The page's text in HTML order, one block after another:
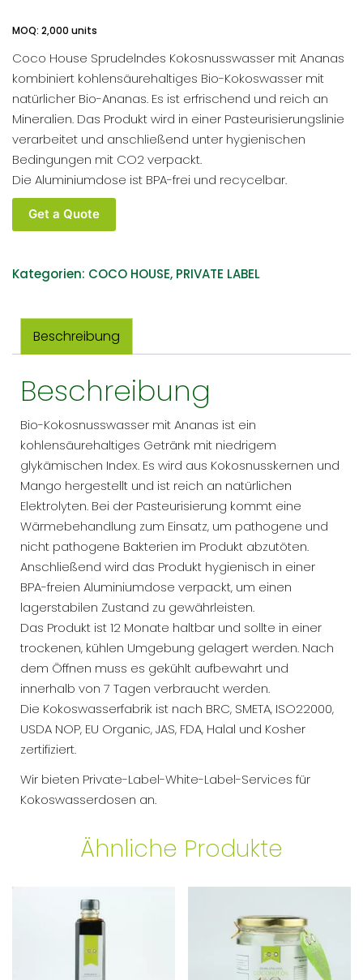
MOQ: 2,000 units
Coco House Sprudelndes Kokosnusswasser mit Ananas
kombiniert kohlensäurehaltiges Bio-Kokoswasser mit
natürlicher Bio-Ananas. Es ist erfrischend und reich an
Mineralien. Das Produkt wird in einer Pasteurisierungslinie
verarbeitet und anschließend unter hygienischen
Bedingungen mit CO2 verpackt.
Die Aluminiumdose ist BPA-frei und recycelbar.
Coco
House
Spritzendes
Kokosnusswasser
Ananas
355ML
12
FL
OZ
Menge
Get a Quote
Kategorien: COCO HOUSE, PRIVATE LABEL
Beschreibung
Beschreibung
Bio-Kokosnusswasser mit Ananas ist ein
kohlensäurehaltiges Getränk mit niedrigem
glykämischen Index. Es wird aus Kokosnusskernen und
Mango hergestellt und ist reich an natürlichen
Elektrolyten. Bei der Pasteurisierung kommt eine
Wärmebehandlung zum Einsatz, um pathogene und
nicht pathogene Bakterien im Produkt abzutöten.
Anschließend wird das Produkt hygienisch in einer
BPA-freien Aluminiumdose verpackt, um einen
lagerstabilen Zustand zu gewährleisten.
Das Produkt ist 12 Monate haltbar und sollte in einer
trockenen, kühlen Umgebung gelagert werden. Nach
dem Öffnen muss es gekühlt aufbewahrt und
innerhalb von 7 Tagen verbraucht werden.
Die Kokoswasserfabrik ist nach BRC, SMETA, ISO22000,
USDA NOP, EU Organic, JAS, FDA, Halal und Kosher
zertifiziert.
Wir bieten Private-Label-White-Label-Services für
Kokoswasserdosen an.
Ähnliche Produkte